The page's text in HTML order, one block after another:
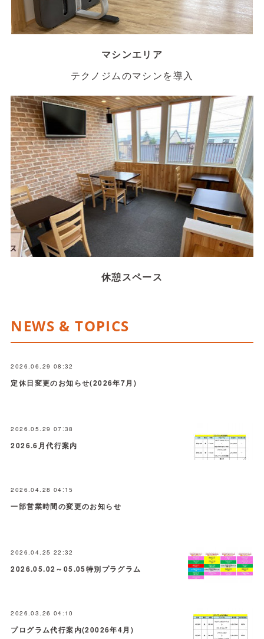
マシンエリア
テクノジムのマシンを導入
休憩スペース
NEWS & TOPICS
2026.06.29 08:32
定休日変更のお知らせ(2026年7月)
2026.05.29 07:38
2026.6月代行案内
2026.04.28 04:15
一部営業時間の変更のお知らせ
2026.04.25 22:32
2026.05.02～05.05特別プラグラム
2026.03.26 04:10
プログラム代行案内(20026年4月)